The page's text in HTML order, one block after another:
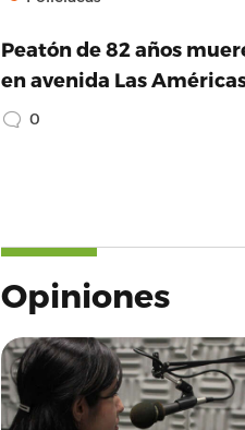
Peatón de 82 años
en avenida Las
0
Opiniones